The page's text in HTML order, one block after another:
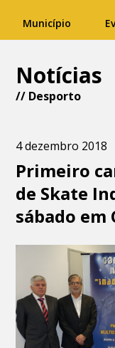
Município
Notícias
// Desporto
4 dezembro 2018
Primeiro
de Skate
sábado em